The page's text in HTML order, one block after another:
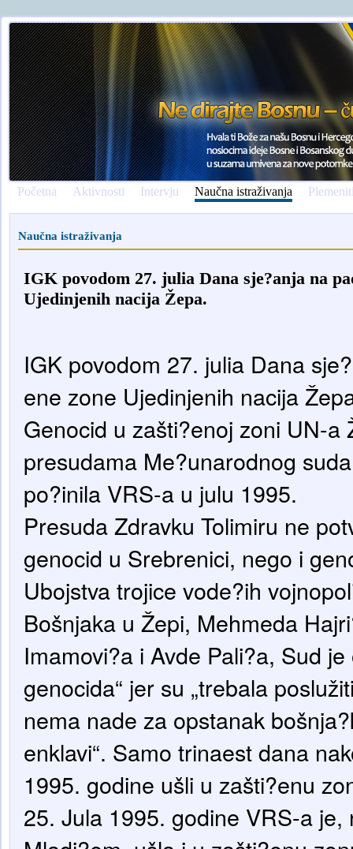
Početna Aktivnosti Intervju Naučna istraživanja
Naučna istraživanja
IGK povodom 27. julia Dana sje?anja na
Ujedinjenih nacija Žepa.
IGK povodom 27. julia Dana
ene zone Ujedinjenih nacija
Genocid u zašti?enoj zoni UN-a
presudama Me?unarodnog
po?inila VRS-a u julu 1995.
Presuda Zdravku Tolimiru ne
genocid u Srebrenici, nego i
Ubojstva trojice vode?ih
Bošnjaka u Žepi, Mehmeda
Imamovi?a i Avde Pali?a, Sud
genocida“ jer su „trebala
nema nade za opstanak
enklavi“. Samo trinaest dana
1995. godine ušli u zašti?enu
25. Jula 1995. godine VRS-a je,